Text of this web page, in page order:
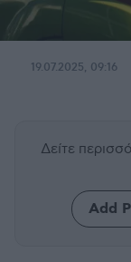
19.07.2025, 09:16
Δείτε
Add